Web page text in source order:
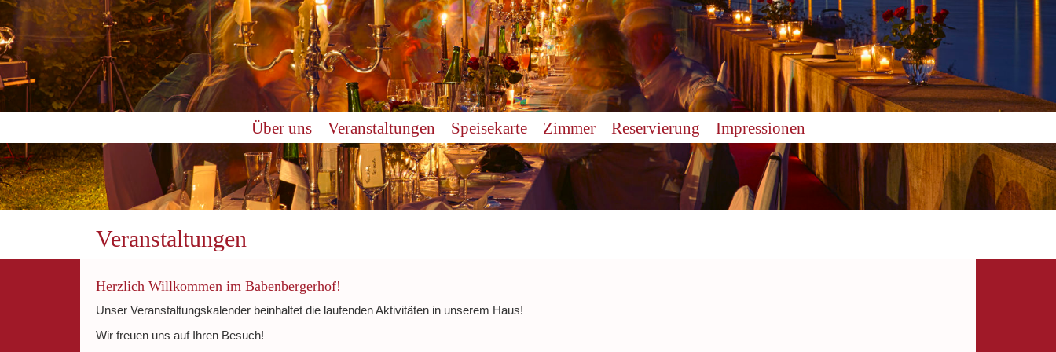
Über uns Veranstaltungen Speisekarte Zimmer Reservierung Impressionen
Veranstaltungen
Herzlich Willkommen im Babenbergerhof!
Unser Veranstaltungskalender beinhaltet die laufenden Aktivitäten in unserem Haus!
Wir freuen uns auf Ihren Besuch!
0:00
2:00
5:00